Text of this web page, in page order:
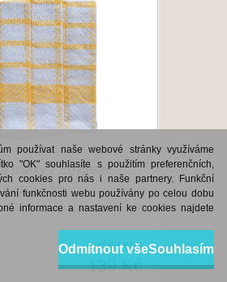
používat naše webové stránky využíváme
"OK" souhlasíte s použitím preferenčních,
cookies pro nás i naše partnery. Funkční
funkčnosti webu používány po celou dobu
informace a nastavení ke cookies najdete
Odmítnout všeSouhlasím
utěrky z Egyptské
vzor č.55
naše cena
139 Kč